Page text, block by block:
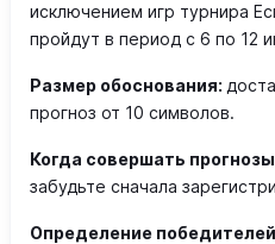
исключением игр турнира
пройдут в период с 6 по 12
Размер обоснования:
прогноз от 10 символов.
Когда совершать прогнозы
забудьте сначала
Определение победителей